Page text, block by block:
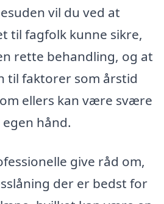
vil du ved at
til fagfolk kunne sikre,
rette behandling, og at
til faktorer som årstid
ellers kan være svære
hånd.
give råd om,
der er bedst for